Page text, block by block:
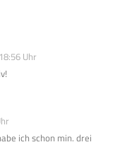
Uhr
ich schon min. drei